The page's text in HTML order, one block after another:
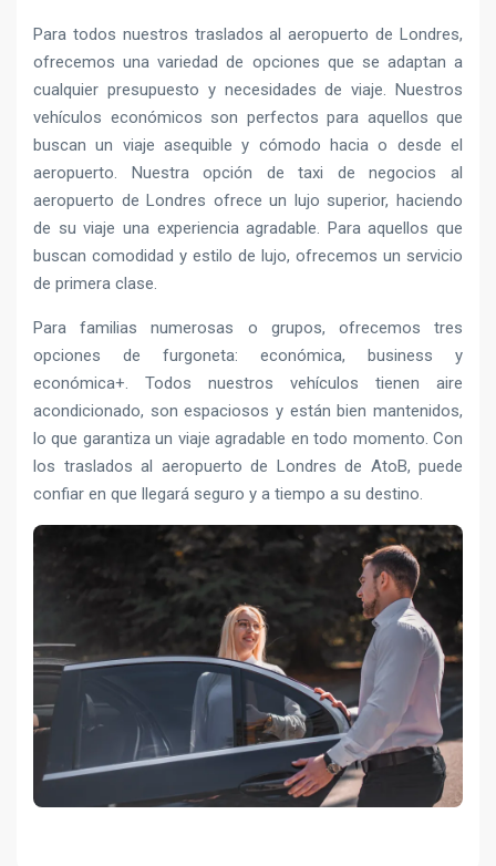
Para todos nuestros traslados al aeropuerto de Londres,
ofrecemos una variedad de opciones que se adaptan a
cualquier presupuesto y necesidades de viaje. Nuestros
vehículos económicos son perfectos para aquellos que
buscan un viaje asequible y cómodo hacia o desde el
aeropuerto. Nuestra opción de taxi de negocios al
aeropuerto de Londres ofrece un lujo superior, haciendo
de su viaje una experiencia agradable. Para aquellos que
buscan comodidad y estilo de lujo, ofrecemos un servicio
de primera clase.
Para familias numerosas o grupos, ofrecemos tres
opciones de furgoneta: económica, business y
económica+. Todos nuestros vehículos tienen aire
acondicionado, son espaciosos y están bien mantenidos,
lo que garantiza un viaje agradable en todo momento. Con
los traslados al aeropuerto de Londres de AtoB, puede
confiar en que llegará seguro y a tiempo a su destino.